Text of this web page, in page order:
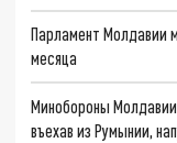
Парламент Молдавии
месяца
Минобороны Молдавии
въехав из Румынии,